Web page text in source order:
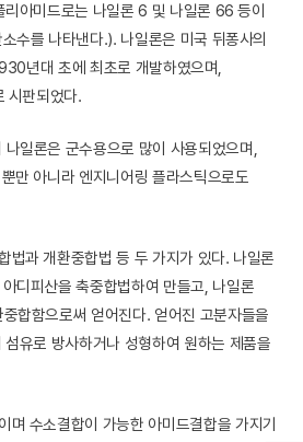
리아미드로는 나일론 6 및 나일론 66 등이
수를 나타낸다.). 나일론은 미국 뒤퐁사의
년대 초에 최초로 개발하였으며,
시판되었다.
일론은 군수용으로 많이 사용되었으며,
만 아니라 엔지니어링 플라스틱으로도
법과 개환중합법 등 두 가지가 있다. 나일론
디피산을 축중합법하여 만들고, 나일론
합함으로써 얻어진다. 얻어진 고분자들을
유로 방사하거나 성형하여 원하는 제품을
며 수소결합이 가능한 아미드결합을 가지기